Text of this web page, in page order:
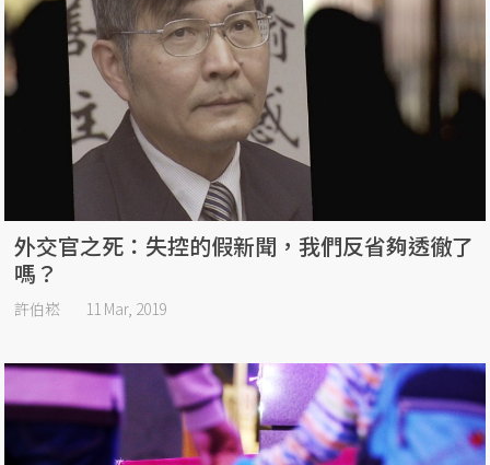
外交官之死：失控的假新聞，我們反省夠透徹了
嗎？
許伯崧 11 Mar, 2019